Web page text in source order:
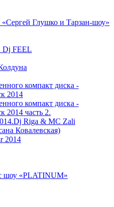
«Сергей Глушко и Тарзан-шоу»
Dj FEEL
компакт диска -
2014
компакт диска -
2014 часть 2.
Riga & MC Zali
Ковалевская)
2014
шоу «PLATINUM»